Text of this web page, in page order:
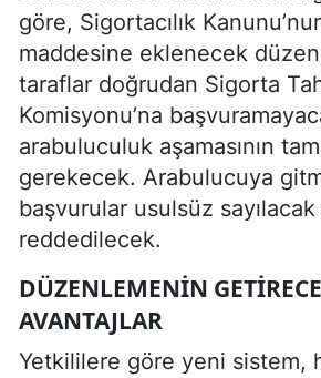
göre, Sigortacılık
maddesine eklenecek
taraflar doğrudan Sigorta
Komisyonu’na
arabuluculuk aşamasının
gerekecek. Arabulucuya
başvurular usulsüz
reddedilecek.
DÜZENLEMENIN
AVANTAJLAR
Yetkililere göre yeni sistem,